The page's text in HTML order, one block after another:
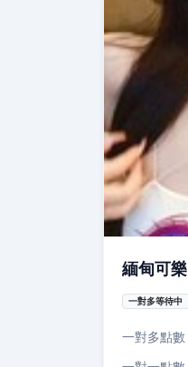
緬甸可樂
一對多等待中
一對多點數